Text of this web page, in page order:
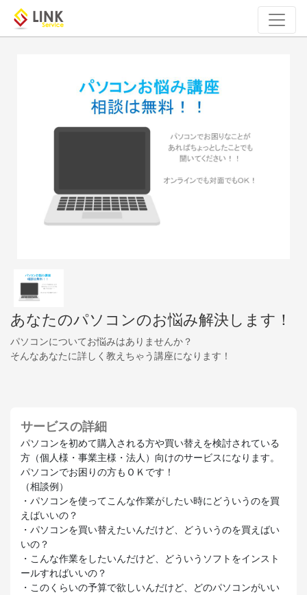
あなたのパソコンのお悩み解決します！
パソコンについてお悩みはありませんか？
そんなあなたに詳しく教えちゃう講座になります！
サービスの詳細
パソコンを初めて購入される方や買い替えを検討されている
方（個人様・事業主様・法人）向けのサービスになります。
パソコンでお困りの方もＯＫです！
（相談例）
・パソコンを使ってこんな作業がしたい時にどういうのを買
えばいいの？
・パソコンを買い替えたいんだけど、どういうのを買えばい
いの？
・こんな作業をしたいんだけど、どういうソフトをインスト
ールすればいいの？
・このくらいの予算で欲しいんだけど、どのパソコンがいい